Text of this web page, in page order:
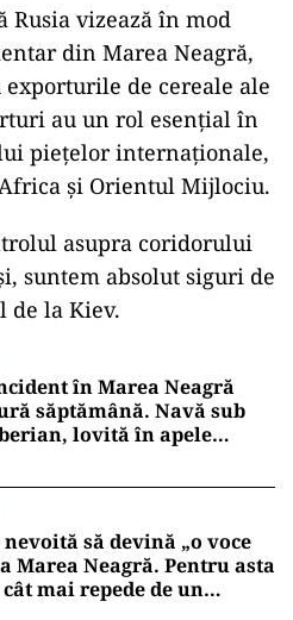
Rusia vizează în mod
din Marea Neagră,
de cereale ale
au un rol esențial în
piețelor internaționale,
și Orientul Mijlociu.
asupra coridorului
suntem absolut siguri de
de la Kiev.
în Marea Neagră
săptămână. Navă sub
lovită în apele
să devină „o voce
Marea Neagră. Pentru asta
mai repede de un